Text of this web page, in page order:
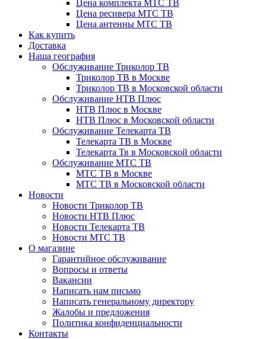
Цена комплекта МТС ТВ
Цена ресивера МТС ТВ
Цена антенны МТС ТВ
Как купить
Доставка
Наша география
Обслуживание Триколор ТВ
Триколор ТВ в Москве
Триколор ТВ в Московской области
Обслуживание НТВ Плюс
НТВ Плюс в Москве
НТВ Плюс в Московской области
Обслуживание Телекарта ТВ
Телекарта ТВ в Москве
Телекарта Тв в Московской области
Обслуживание МТС ТВ
МТС ТВ в Москве
МТС ТВ в Московской области
Новости
Новости Триколор ТВ
Новости НТВ Плюс
Новости Телекарта ТВ
Новости МТС ТВ
О магазине
Гарантийное обслуживание
Вопросы и ответы
Вакансии
Написать нам письмо
Написать генеральному директору
Жалобы и предложения
Политика конфиденциальности
Контакты